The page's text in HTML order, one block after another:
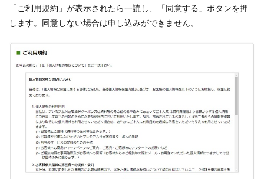
「ご利用規約」が表示されたら一読し、「同意する」ボタンを押
します。同意しない場合は申し込みができません。